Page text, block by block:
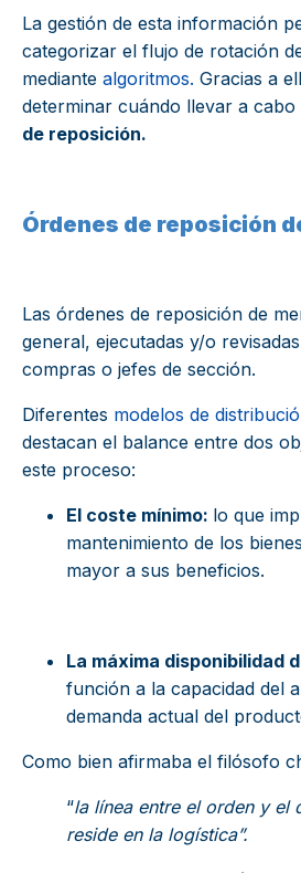
La gestión de esta información
categorizar el flujo de rotación
mediante algoritmos. Gracias a
determinar cuándo llevar a cabo
de reposición.
Órdenes de reposición
Las órdenes de reposición de
general, ejecutadas y/o
compras o jefes de sección.
Diferentes modelos de
destacan el balance entre dos
este proceso:
El coste mínimo: lo que
mantenimiento de los
mayor a sus beneficios.
La máxima disponibilidad
función a la capacidad del
demanda actual del
Como bien afirmaba el filósofo
“la línea entre el orden y el
reside en la logística”.